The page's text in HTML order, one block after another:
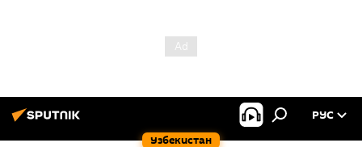
Узбекистан
РУС